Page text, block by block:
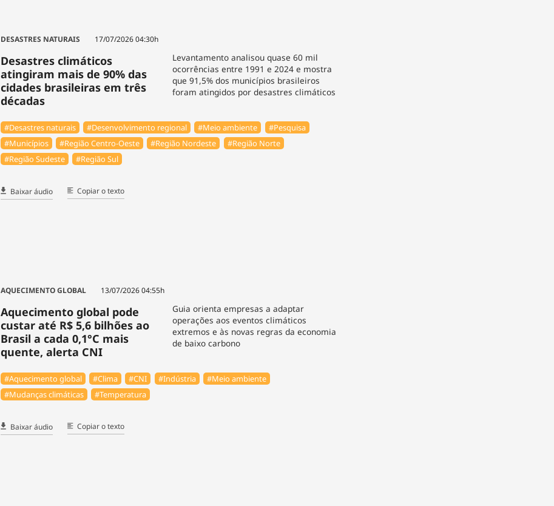
DESASTRES NATURAIS 17/07/2026 04:30h
Desastres climáticos
atingiram mais de 90% das
cidades brasileiras em três
décadas
Levantamento analisou quase 60 mil
ocorrências entre 1991 e 2024 e mostra
que 91,5% dos municípios brasileiros
foram atingidos por desastres climáticos
#Desastres naturais #Desenvolvimento regional #Meio ambiente
#Pesquisa
#Municípios
#Região Centro-Oeste #Região Nordeste
#Região Norte
#Região Sudeste
#Região Sul
Baixar áudio Copiar o texto
AQUECIMENTO GLOBAL 13/07/2026 04:55h
Aquecimento global pode
custar até R$ 5,6 bilhões ao
Brasil a cada 0,1°C mais
quente, alerta CNI
Guia orienta empresas a adaptar
operações aos eventos climáticos
extremos e às novas regras da economia
de baixo carbono
#Aquecimento global #Clima #CNI #Indústria
#Meio ambiente
#Mudanças climáticas
#Temperatura
Baixar áudio Copiar o texto